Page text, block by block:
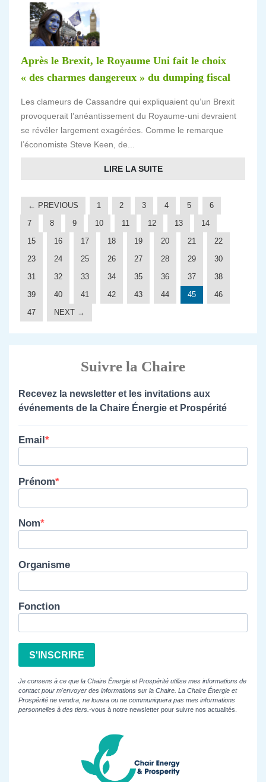
Après le Brexit, le Royaume Uni fait le choix
« des charmes dangereux » du dumping fiscal
Les clameurs de Cassandre qui expliquaient qu’un Brexit
provoquerait l’anéantissement du Royaume-uni devraient
se révéler largement exagérées. Comme le remarque
l’économiste Steve Keen, de...
LIRE LA SUITE
← PREVIOUS 1 2 3 4 5
6
7
8 9 10 11 12 13
14
15
16 17 18 19 20 21
22
23
24 25 26 27 28 29
30
31
32 33 34 35 36 37
38
39
40 41 42 43 44 45
46
47
NEXT →
Suivre la Chaire
Recevez la newsletter et les invitations aux
événements de la Chaire Énergie et Prospérité
Email
Prénom
Nom
Organisme
Fonction
S'INSCRIRE
Je consens à ce que la Chaire Énergie et Prospérité utilise mes informations de
contact pour m'envoyer des informations sur la Chaire. La Chaire Énergie et
Prospérité ne vendra, ne louera ou ne communiquera pas mes informations
personnelles à des tiers. -vous à notre newsletter pour suivre nos actualités.